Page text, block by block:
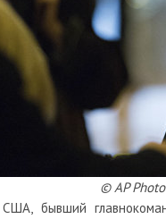
© AP
бывший